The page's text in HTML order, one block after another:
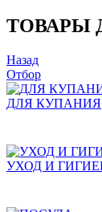
ТОВАРЫ
Назад
Отбор
ДЛЯ КУПАНИЯ
УХОД И